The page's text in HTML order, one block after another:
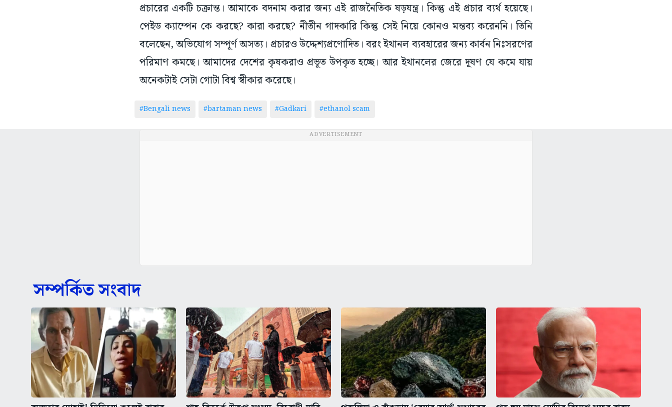
প্রচারের একটি চক্রান্ত। আমাকে বদনাম করার জন্য এই রাজনৈতিক ষড়যন্ত্র। কিন্তু এই প্রচার ব্যর্থ হয়েছে।
পেইড ক্যাম্পেন কে করছে? কারা করছে? নীতীন গাদকারি কিন্তু সেই নিয়ে কোনও মন্তব্য করেননি। তিনি
বলেছেন, অভিযোগ সম্পূর্ণ অসত্য। প্রচারও উদ্দেশ্যপ্রণোদিত। বরং ইথানল ব্যবহারের জন্য কার্বন নিঃসরণের
পরিমাণ কমছে। আমাদের দেশের কৃষকরাও প্রভূত উপকৃত হচ্ছে। আর ইথানলের জেরে দূষণ যে কমে যায়
অনেকটাই সেটা গোটা বিশ্ব স্বীকার করেছে।
#Bengali news #bartaman news #Gadkari #ethanol scam
ADVERTISEMENT
সম্পর্কিত সংবাদ